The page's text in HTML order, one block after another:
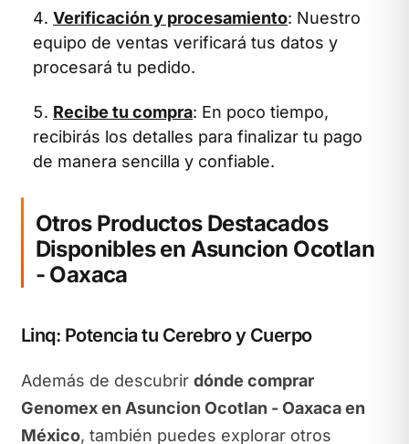
Verificación y procesamiento: Nuestro
equipo de ventas verificará tus datos y
procesará tu pedido.
Recibe tu compra: En poco tiempo,
recibirás los detalles para finalizar tu pago
de manera sencilla y confiable.
Otros Productos Destacados
Disponibles en Asuncion Ocotlan
- Oaxaca
Linq: Potencia tu Cerebro y Cuerpo
Además de descubrir dónde comprar
Genomex en Asuncion Ocotlan - Oaxaca en
México, también puedes explorar otros